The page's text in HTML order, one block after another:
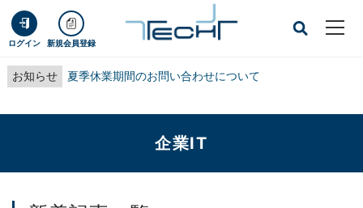
ログイン 新規会員登録
お知らせ 夏季休業期間のお問い合わせについて
企業IT